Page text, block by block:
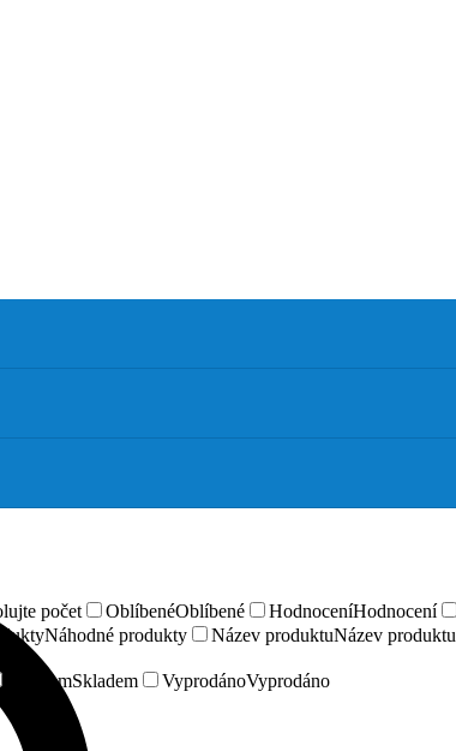
počet OblíbenéOblíbené HodnoceníHodnocení
Náhodné produkty Název produktuNázev produktu
SklademSkladem VyprodánoVyprodáno